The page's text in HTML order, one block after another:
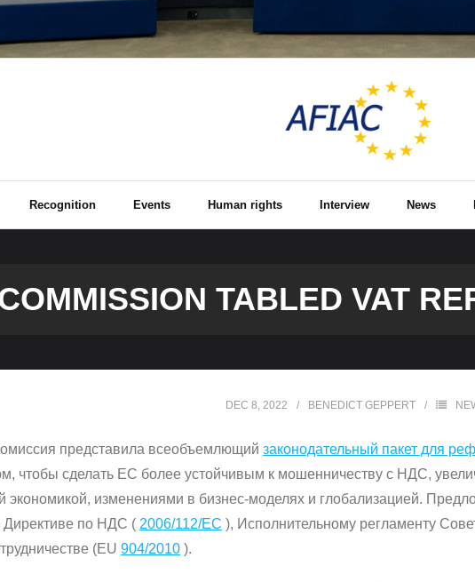
Recognition Events Human rights Interview News
TABLED VAT
DEC 8, 2022 BENEDICT GEPPERT
представила всеобъемлющий законодательный пакет для
чтобы сделать ЕС более устойчивым к мошенничеству с НДС,
экономикой, изменениями в бизнес-моделях и глобализацией.
Директиве по НДС ( 2006/112/EC ), Исполнительному регламенту
(EU 904/2010 ).